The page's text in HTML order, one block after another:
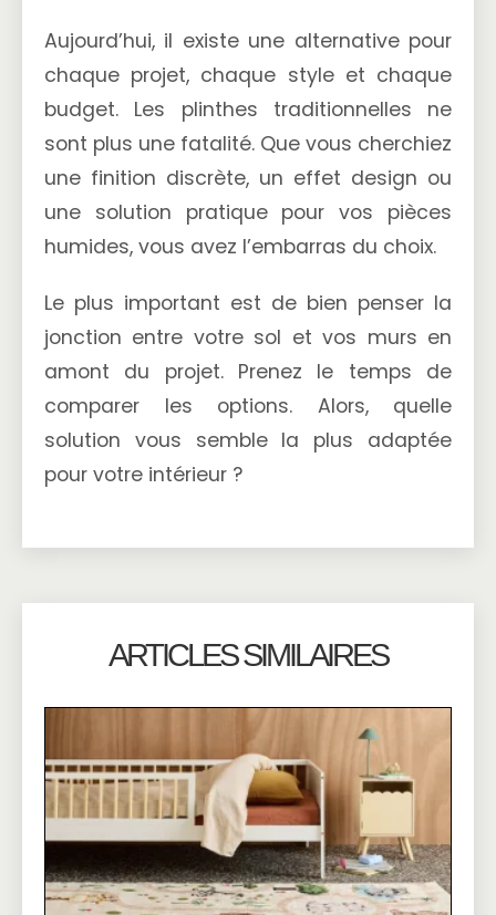
Aujourd’hui, il existe une alternative pour
chaque projet, chaque style et chaque
budget. Les plinthes traditionnelles ne
sont plus une fatalité. Que vous cherchiez
une finition discrète, un effet design ou
une solution pratique pour vos pièces
humides, vous avez l’embarras du choix.
Le plus important est de bien penser la
jonction entre votre sol et vos murs en
amont du projet. Prenez le temps de
comparer les options. Alors, quelle
solution vous semble la plus adaptée
pour votre intérieur ?
ARTICLES SIMILAIRES